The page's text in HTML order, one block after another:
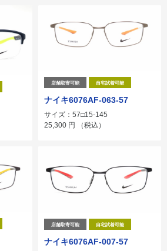
店舗取寄可能 自宅試着可能
ナイキ6076AF-063-57
サイズ：57□15-145
25,300 円 （税込）
店舗取寄可能 自宅試着可能
ナイキ6076AF-007-57